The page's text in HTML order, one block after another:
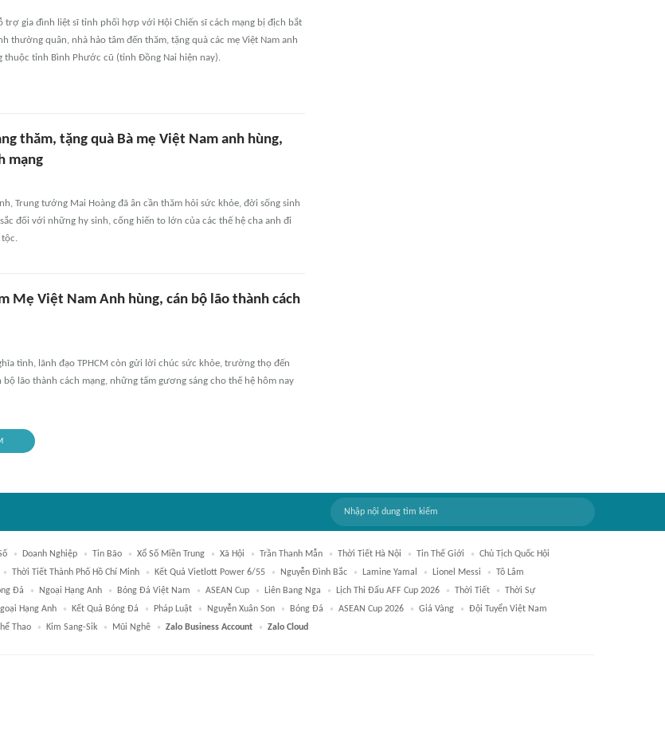
trợ gia đình liệt sĩ tỉnh phối hợp với Hội Chiến sĩ cách mạng bị địch bắt
thường quân, nhà hảo tâm đến thăm, tặng quà các mẹ Việt Nam anh
thuộc tỉnh Bình Phước cũ (tỉnh Đồng Nai hiện nay).
thăm, tặng quà Bà mẹ Việt Nam anh hùng,
mạng
Trung tướng Mai Hoàng đã ân cần thăm hỏi sức khỏe, đời sống sinh
đối với những hy sinh, cống hiến to lớn của các thế hệ cha anh đi
tộc.
Mẹ Việt Nam Anh hùng, cán bộ lão thành cách
tình, lãnh đạo TPHCM còn gửi lời chúc sức khỏe, trường thọ đến
bộ lão thành cách mạng, những tấm gương sáng cho thế hệ hôm nay
Doanh Nghiệp Tin Bão Xổ Số Miền Trung Xã Hội Trần Thanh Mẫn Thời Tiết Hà Nội Tin Thế Giới
Chủ Tịch Quốc Hội
Thời Tiết Thành Phố Hồ Chí Minh Kết Quả Vietlott Power 6/55 Nguyễn Đình Bắc Lamine Yamal Lionel Messi
Tô Lâm
Đá Ngoại Hạng Anh Bóng Đá Việt Nam ASEAN Cup Liên Bang Nga Lịch Thi Đấu AFF Cup 2026 Thời Tiết
Thời Sự
Hạng Anh Kết Quả Bóng Đá Pháp Luật Nguyễn Xuân Son Bóng Đá ASEAN Cup 2026 Giá Vàng
Đội Tuyển Việt Nam
Thao Kim Sang-Sik Mũi Nghê Zalo Business Account Zalo Cloud